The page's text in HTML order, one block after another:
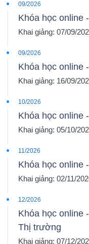
09/2026
Khóa học online
Khai giảng: 07/09/
09/2026
Khóa học online
Khai giảng: 16/09/
10/2026
Khóa học online
Khai giảng: 05/10/
11/2026
Khóa học online
Khai giảng: 02/11/
12/2026
Khóa học online
Thị trường
Khai giảng: 07/12/